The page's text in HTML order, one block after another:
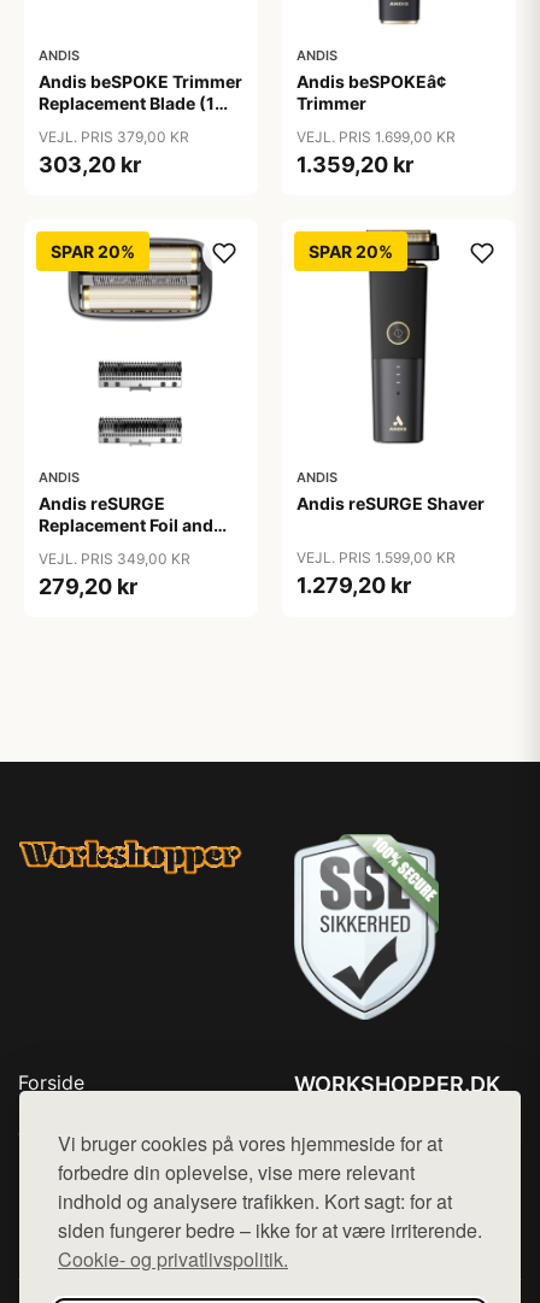
Vi bruger cookies på vores hjemmeside for at
forbedre din oplevelse, vise mere relevant
indhold og analysere trafikken. Kort sagt: for at
siden fungerer bedre – ikke for at være irriterende.
Cookie- og privatlivspolitik.
ANDIS
Andis beSPOKE Trimmer
Replacement Blade (1
VEJL. PRIS 379,00 KR
303,20 kr
ANDIS
Andis beSPOKEâ¢
Trimmer
VEJL. PRIS 1.699,00 KR
1.359,20 kr
SPAR 20%
ANDIS
Andis reSURGE
Replacement Foil and
VEJL. PRIS 349,00 KR
279,20 kr
SPAR 20%
ANDIS
Andis reSURGE Shaver
VEJL. PRIS 1.599,00 KR
1.279,20 kr
Forside
Top Rabatter
Kontakt
WORKSHOPPER.DK
Mail: hej@want.dk
Cookie- og privatlivspolitik